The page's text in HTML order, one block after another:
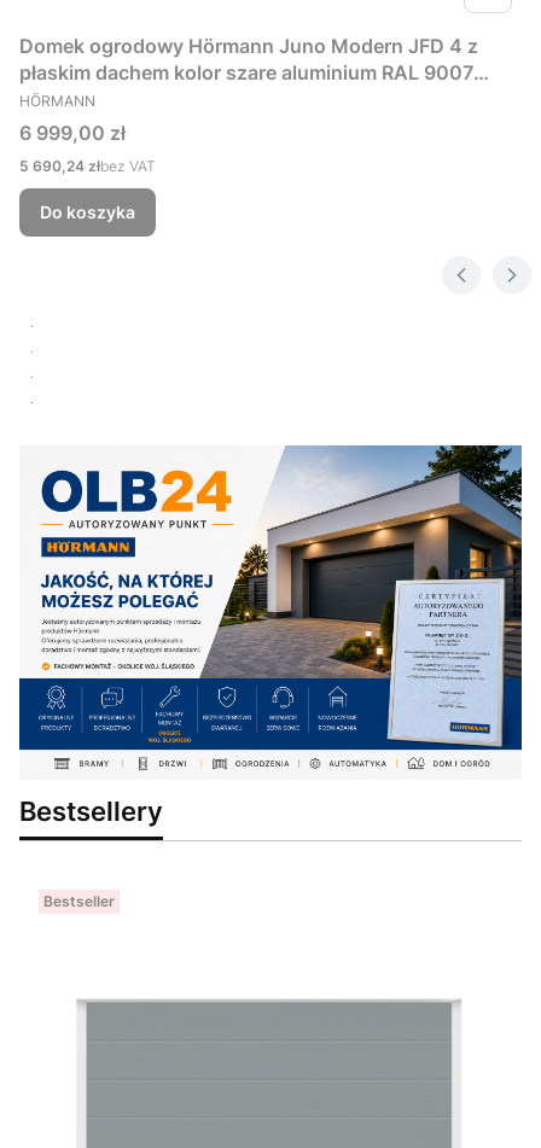
Domek ogrodowy Hörmann Juno Modern JFD 4 z
płaskim dachem kolor szare aluminium RAL 9007
229x181 cm
PRODUCENT
HÖRMANN
Cena
6 999,00 zł
Cena
5 690,24 złbez VAT
Do koszyka
Bestsellery
Bestseller